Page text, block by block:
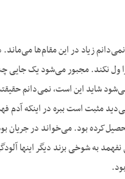
زیاد در این مقام‌ها
ول نکند. مجبور می‌شود یک جایی
شاید این است، نمی‌دانم
مثبت است ببره در اینکه آدم
بود. می‌خواند در جریان
به شوخی بزند دیگر اینها